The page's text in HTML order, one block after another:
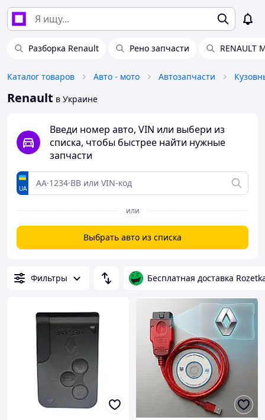
Разборка Renault Рено запчасти RENAULT
Каталог товаров Авто - мото Автозапчасти
Renault в Украине
Введи номер авто, VIN или выбери из
списка, чтобы быстрее найти нужные
запчасти
UA
или
Выбрать авто из списка
Фильтры Бесплатная доставка